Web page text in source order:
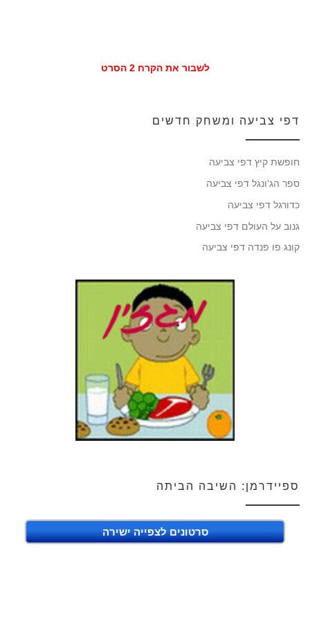
לשבור את הקרח 2 הסרט
דפי צביעה ומשחק חדשים
חופשת קיץ דפי צביעה
ספר הג'ונגל דפי צביעה
כדורגל דפי צביעה
גנוב על העולם דפי צביעה
קונג פו פנדה דפי צביעה
ספיידרמן: השיבה הביתה
סרטונים לצפייה ישירה